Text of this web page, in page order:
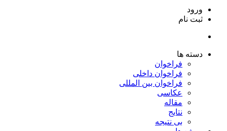
ورود
ثبت نام
دسته ها
فراخوان
فراخوان داخلی
فراخوان بین المللی
عکاسی
مقاله
نتایج
بی نتیجه